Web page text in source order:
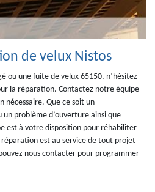
de velux Nistos
ou une fuite de velux 65150, n’hésitez
la réparation. Contactez notre équipe
nécessaire. Que ce soit un
problème d’ouverture ainsi que
est à votre disposition pour réhabiliter
est au service de tout projet
nous contacter pour programmer